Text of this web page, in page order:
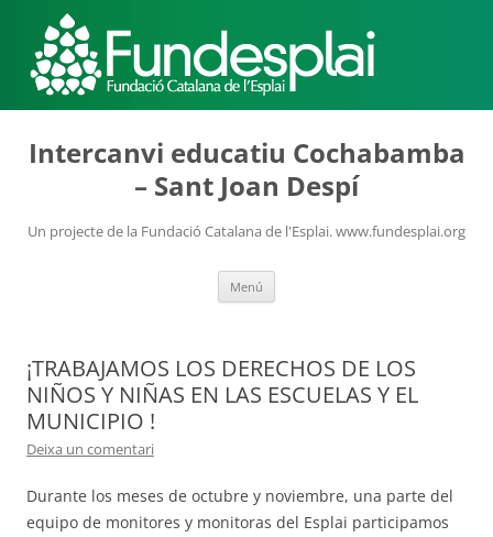
Intercanvi educatiu Cochabamba
– Sant Joan Despí
Un projecte de la Fundació Catalana de l'Esplai. www.fundesplai.org
Menú
¡TRABAJAMOS LOS DERECHOS DE LOS
NIÑOS Y NIÑAS EN LAS ESCUELAS Y EL
MUNICIPIO !
Deixa un comentari
Durante los meses de octubre y noviembre, una parte del
equipo de monitores y monitoras del Esplai participamos
MÓN ESCOLAR
ALBERG CENTRE ESPLAI
FORMACIÓ